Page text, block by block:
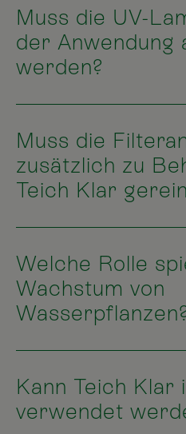
Muss die UV-
der Anwendung
werden?
Muss die
zusätzlich zu
Teich Klar
Welche Rolle
Wachstum von
Kann Teich Klar
verwendet